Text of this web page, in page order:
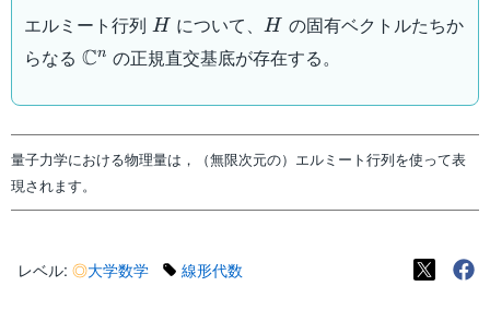
エルミート行列 H
H について、 H
H の固有ベクトルたちか
らなる \mathbb{C^n}
Cn の正規直交基底が存在する。
量子力学における物理量は，（無限次元の）エルミート行列を使って表
現されます。
レベル: ◎大学数学 線形代数